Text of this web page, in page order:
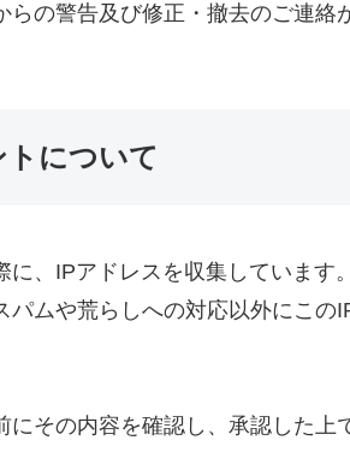
らの警告及び修正・撤去のご連絡
について
に、IPアドレスを収集しています
ムや荒らしへの対応以外にこの
にその内容を確認し、承認した上